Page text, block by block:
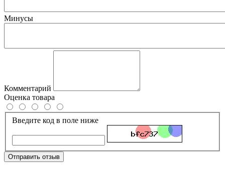
Минусы
Комментарий
Оценка товара
Введите код в поле ниже
Отправить отзыв